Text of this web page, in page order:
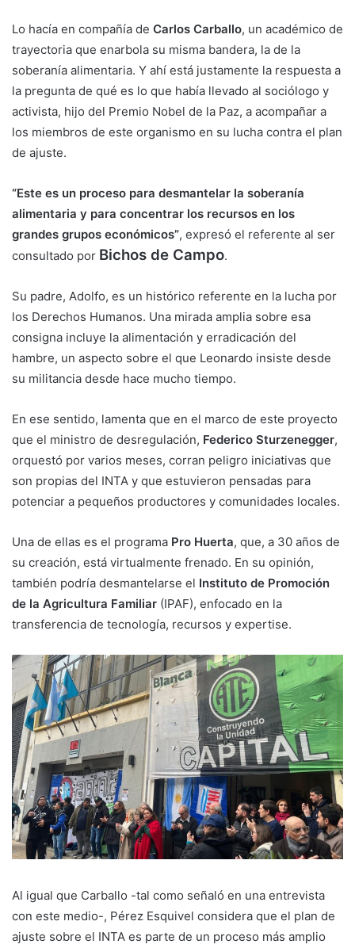
Lo hacía en compañía de Carlos Carballo, un académico de
trayectoria que enarbola su misma bandera, la de la
soberanía alimentaria. Y ahí está justamente la respuesta a
la pregunta de qué es lo que había llevado al sociólogo y
activista, hijo del Premio Nobel de la Paz, a acompañar a
los miembros de este organismo en su lucha contra el plan
de ajuste.
“Este es un proceso para desmantelar la soberanía
alimentaria y para concentrar los recursos en los
grandes grupos económicos”, expresó el referente al ser
consultado por Bichos de Campo.
Su padre, Adolfo, es un histórico referente en la lucha por
los Derechos Humanos. Una mirada amplia sobre esa
consigna incluye la alimentación y erradicación del
hambre, un aspecto sobre el que Leonardo insiste desde
su militancia desde hace mucho tiempo.
En ese sentido, lamenta que en el marco de este proyecto
que el ministro de desregulación, Federico Sturzenegger,
orquestó por varios meses, corran peligro iniciativas que
son propias del INTA y que estuvieron pensadas para
potenciar a pequeños productores y comunidades locales.
Una de ellas es el programa Pro Huerta, que, a 30 años de
su creación, está virtualmente frenado. En su opinión,
también podría desmantelarse el Instituto de Promoción
de la Agricultura Familiar (IPAF), enfocado en la
transferencia de tecnología, recursos y expertise.
Al igual que Carballo -tal como señaló en una entrevista
con este medio-, Pérez Esquivel considera que el plan de
ajuste sobre el INTA es parte de un proceso más amplio